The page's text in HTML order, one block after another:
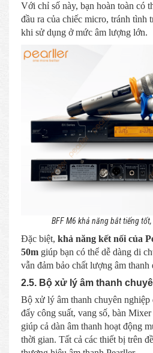
Với chỉ số này, bạn hoàn toàn có
đầu ra của chiếc micro, tránh tình
khi sử dụng ở mức âm lượng lớn.
BFF M6 khả năng bắt tiếng
Đặc biệt, khả năng kết nối của
50m giúp bạn có thể dễ dàng di
vẫn đảm bảo chất lượng âm
2.5. Bộ xử lý âm thanh
Bộ xử lý âm thanh chuyên
đẩy công suất, vang số, bàn
giúp cả dàn âm thanh hoạt động
thời gian. Tất cả các thiết bị trên